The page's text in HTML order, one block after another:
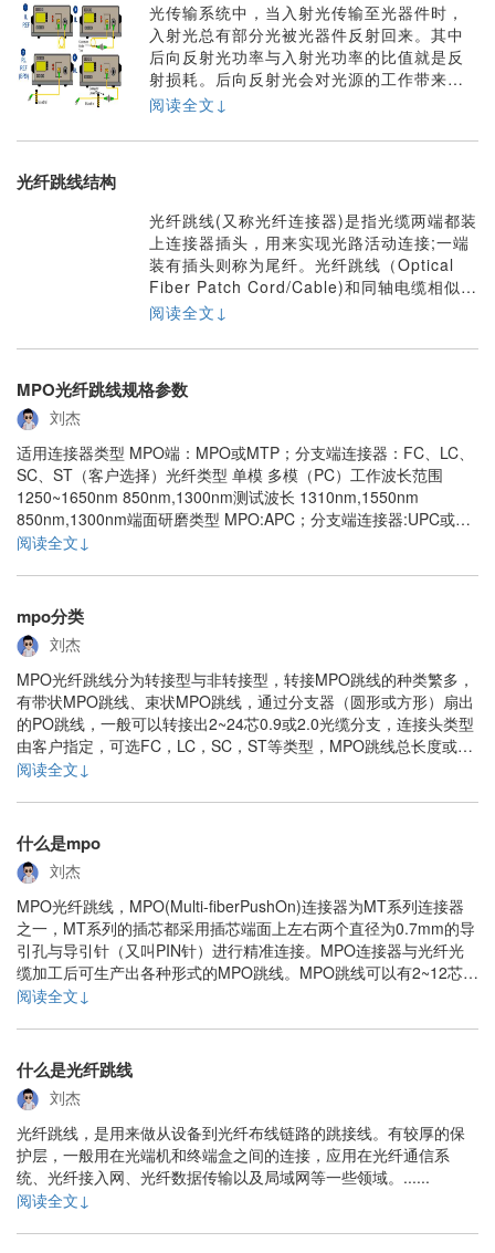
光传输系统中，当入射光传输至光器件时，
入射光总有部分光被光器件反射回来。其中
后向反射光功率与入射光功率的比值就是反
射损耗。后向反射光会对光源的工作带来不
利的影响，因此光器件的反射损耗测试就成
OCWR光连续波反射测试和OTDR光时域反
损耗，但是使用中需要缠绕等办法消除光
纤......
阅读全文↓
光纤跳线结构
光纤跳线(又称光纤连接器)是指光缆两端都装
上连接器插头，用来实现光路活动连接;一端
装有插头则称为尾纤。光纤跳线（Optical
Fiber Patch Cord/Cable)和同轴电缆相似，
只是没有网状屏蔽层。中心是光传播的玻璃
50μm~65μm，大致与人的头发的粗细相
外面包围着一层折射率比芯低的玻璃封套，
阅读全文↓
MPO光纤跳线规格参数
刘杰
适用连接器类型 MPO端：MPO或MTP；分支端连接器：FC、LC、
SC、ST（客户选择）光纤类型 单模 多模（PC）工作波长范围
1250~1650nm 850nm,1300nm测试波长 1310nm,1550nm
850nm,1300nm端面研磨类型 MPO:APC；分支端连接器:UPC或
APC MPO:PC；分支端连接器:UPC或APC插入损耗IL MPO:典型值
阅读全文↓
mpo分类
刘杰
MPO光纤跳线分为转接型与非转接型，转接MPO跳线的种类繁多，
有带状MPO跳线、束状MPO跳线，通过分支器（圆形或方形）扇出
的PO跳线，一般可以转接出2~24芯0.9或2.0光缆分支，连接头类型
由客户指定，可选FC，LC，SC，ST等类型，MPO跳线总长度或分
支长度及其他要求任由客户选择。各种MPO光纤跳线，MPO转接跳
阅读全文↓
什么是mpo
刘杰
MPO光纤跳线，MPO(Multi-fiberPushOn)连接器为MT系列连接器
之一，MT系列的插芯都采用插芯端面上左右两个直径为0.7mm的导
引孔与导引针（又叫PIN针）进行精准连接。MPO连接器与光纤光
缆加工后可生产出各种形式的MPO跳线。MPO跳线可以有2~12芯设
计，最多可以是24芯，使用最多的是12芯的MPO连接器。MPO连接
阅读全文↓
什么是光纤跳线
刘杰
光纤跳线，是用来做从设备到光纤布线链路的跳接线。有较厚的保
护层，一般用在光端机和终端盒之间的连接，应用在光纤通信系
统、光纤接入网、光纤数据传输以及局域网等一些领域。......
阅读全文↓